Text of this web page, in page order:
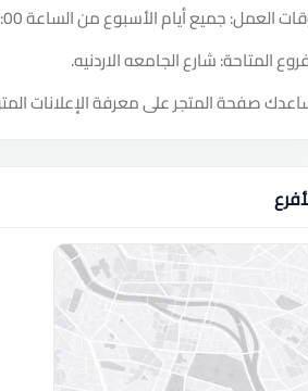
العمل: جميع أيام الأسبوع من الساعة 11:00 صباحًا حتى الساعة 12:00 مساءً.
المتاحة: شارع الجامعه الاردنيه.
صفحة المتجر على معرفة الإعلانات